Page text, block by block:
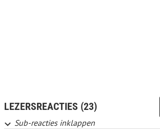
LEZERSREACTIES (23)
Sub-reacties inklappen